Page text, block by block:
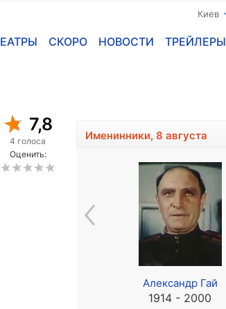
Киев
СКОРО НОВОСТИ ТРЕЙЛЕРЫ
7,8
4 голоса
Оценить:
Именинники, 8 августа
Александр Гай
1914 - 2000